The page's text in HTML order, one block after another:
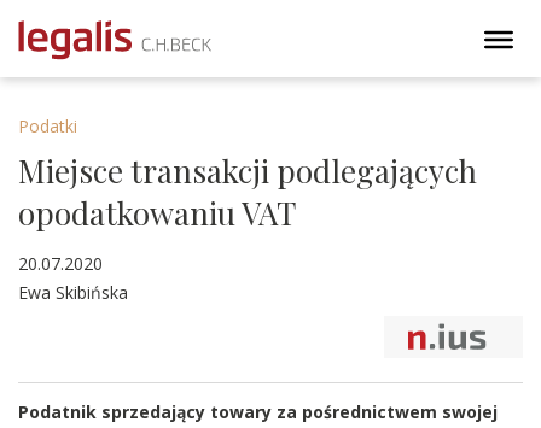
Podatki
Miejsce transakcji podlegających
opodatkowaniu VAT
20.07.2020
Ewa Skibińska
Podatnik sprzedający towary za pośrednictwem swojej